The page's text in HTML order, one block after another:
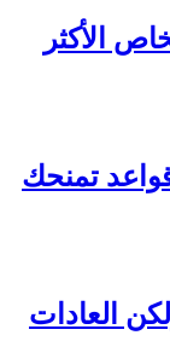
الأكثر
كما تظن.. 5 قواعد تمنحك
العادات